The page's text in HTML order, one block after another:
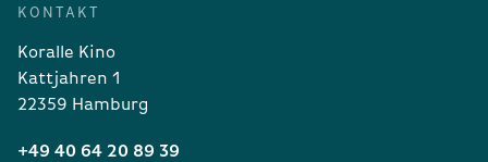
KONTAKT
Koralle Kino
Kattjahren 1
22359 Hamburg
+49 40 64 20 89 39